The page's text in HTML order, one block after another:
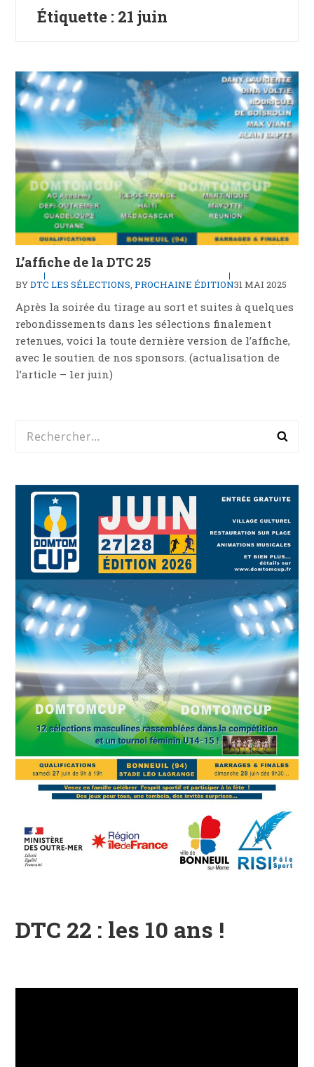
Étiquette : 21 juin
L’affiche de la DTC 25
BYDTC LES SÉLECTIONS,PROCHAINE ÉDITION31 MAI 2025
Après la soirée du tirage au sort et suites à quelques
rebondissements dans les sélections finalement
retenues, voici la toute dernière version de l’affiche,
avec le soutien de nos sponsors. (actualisation de
l’article – 1er juin)
DTC 22 : les 10 ans !